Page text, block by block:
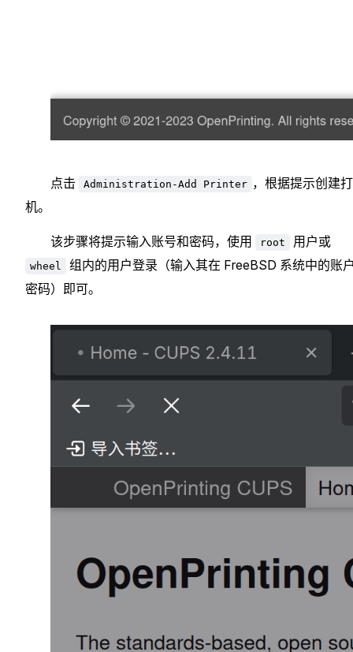
点击 Administration-Add Printer ，根据提示创建
机。
该步骤将提示输入账号和密码，使用 root 用户或
wheel
组内的用户登录（输入其在 FreeBSD 系统中的账
密码）即可。